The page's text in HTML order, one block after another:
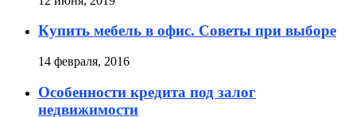
Купить мебель в офис. Советы при выборе
14 февраля, 2016
Особенности кредита под залог
недвижимости